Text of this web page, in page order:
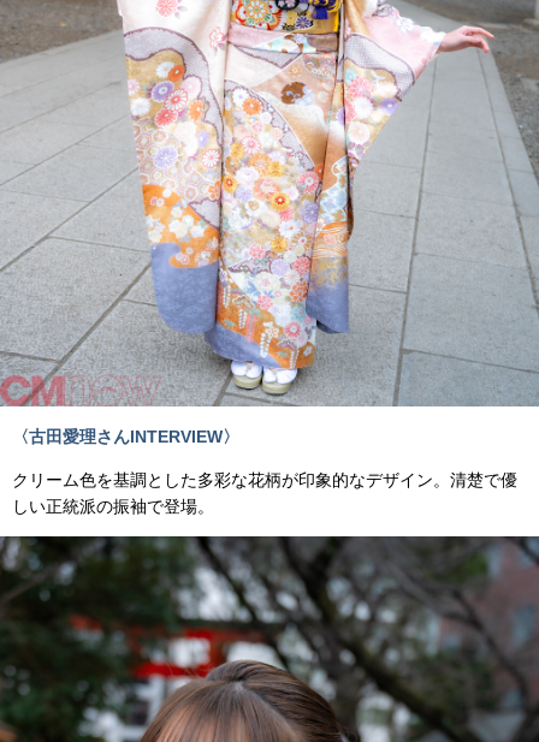
〈古田愛理さんINTERVIEW〉
クリーム色を基調とした多彩な花柄が印象的なデザイン。清楚で優
しい正統派の振袖で登場。